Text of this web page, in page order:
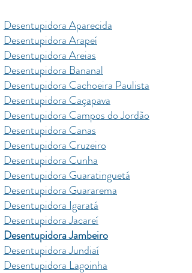
Desentupidora Aparecida
Desentupidora Arapeí
Desentupidora Areias
Desentupidora Bananal
Desentupidora Cachoeira Paulista
Desentupidora Caçapava
Desentupidora Campos do Jordão
Desentupidora Canas
Desentupidora Cruzeiro
Desentupidora Cunha
Desentupidora Guaratinguetá
Desentupidora Guararema
Desentupidora Igaratá
Desentupidora Jacareí
Desentupidora Jambeiro
Desentupidora Jundiaí
Desentupidora Lagoinha